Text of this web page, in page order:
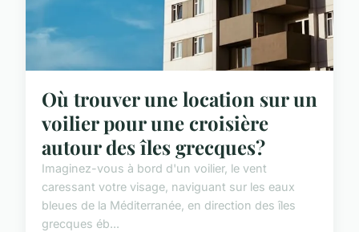
Où trouver une location sur un
voilier pour une croisière
autour des îles grecques?
Imaginez-vous à bord d'un voilier, le vent
caressant votre visage, naviguant sur les eaux
bleues de la Méditerranée, en direction des îles
grecques éb...